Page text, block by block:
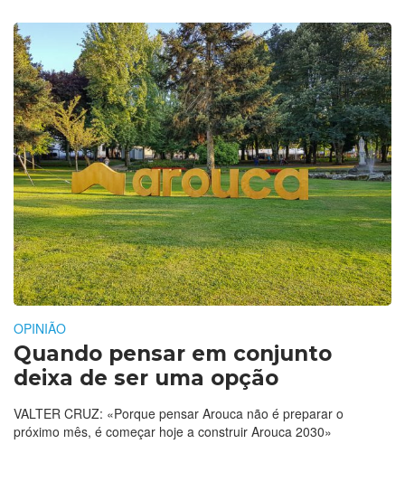
OPINIÃO
Quando pensar em conjunto
deixa de ser uma opção
VALTER CRUZ: «Porque pensar Arouca não é preparar o
próximo mês, é começar hoje a construir Arouca 2030»